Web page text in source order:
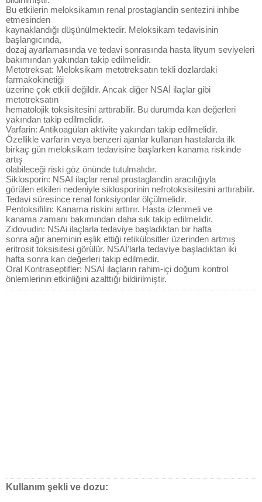
Bu etkilerin meloksikamın renal prostaglandin sentezini inhibe
etmesinden
kaynaklandığı düşünülmektedir. Meloksikam tedavisinin
başlangıcında,
dozaj ayarlamasında ve tedavi sonrasında hasta lityum seviyeleri
bakımından yakından takip edilmelidir.
Metotreksat: Meloksikam metotreksatın tekli dozlardaki
farmakokinetiği
üzerine çok etkili değildir. Ancak diğer NSAİ ilaçlar gibi
metotreksatın
hematolojik toksisitesini arttırabilir. Bu durumda kan değerleri
yakından takip edilmelidir.
Varfarin: Antikoagülan aktivite yakından takip edilmelidir.
Özellikle varfarin veya benzeri ajanlar kullanan hastalarda ilk
birkaç gün meloksikam tedavisine başlarken kanama riskinde
artış
olabileceği riski göz önünde tutulmalıdır.
Siklosporin: NSAİ ilaçlar renal prostaglandin aracılığıyla
görülen etkileri nedeniyle siklosporinin nefrotoksisitesini arttırabilir.
Tedavi süresince renal fonksiyonlar ölçülmelidir.
Pentoksifilin: Kanama riskini arttırır. Hasta izlenmeli ve
kanama zamanı bakımından daha sık takip edilmelidir.
Zidovudin: NSAi ilaçlarla tedaviye başladıktan bir hafta
sonra ağır aneminin eşlik ettiği retikülositler üzerinden artmış
eritrosit toksisitesi görülür. NSAİ'larla tedaviye başladıktan iki
hafta sonra kan değerleri takip edilmedir.
Oral Kontraseptifler: NSAİ ilaçların rahim-içi doğum kontrol
önlemlerinin etkinliğini azalttığı bildirilmiştir.
Kullanım şekli ve dozu: